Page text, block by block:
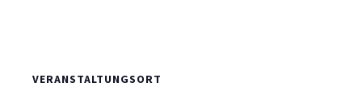
VERANSTALTUNGSORT